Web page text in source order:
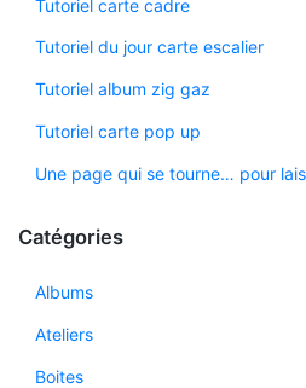
Tutoriel carte cadre
Tutoriel du jour carte escalier
Tutoriel album zig gaz
Tutoriel carte pop up
Une page qui se tourne… pour
Catégories
Albums
Ateliers
Boites